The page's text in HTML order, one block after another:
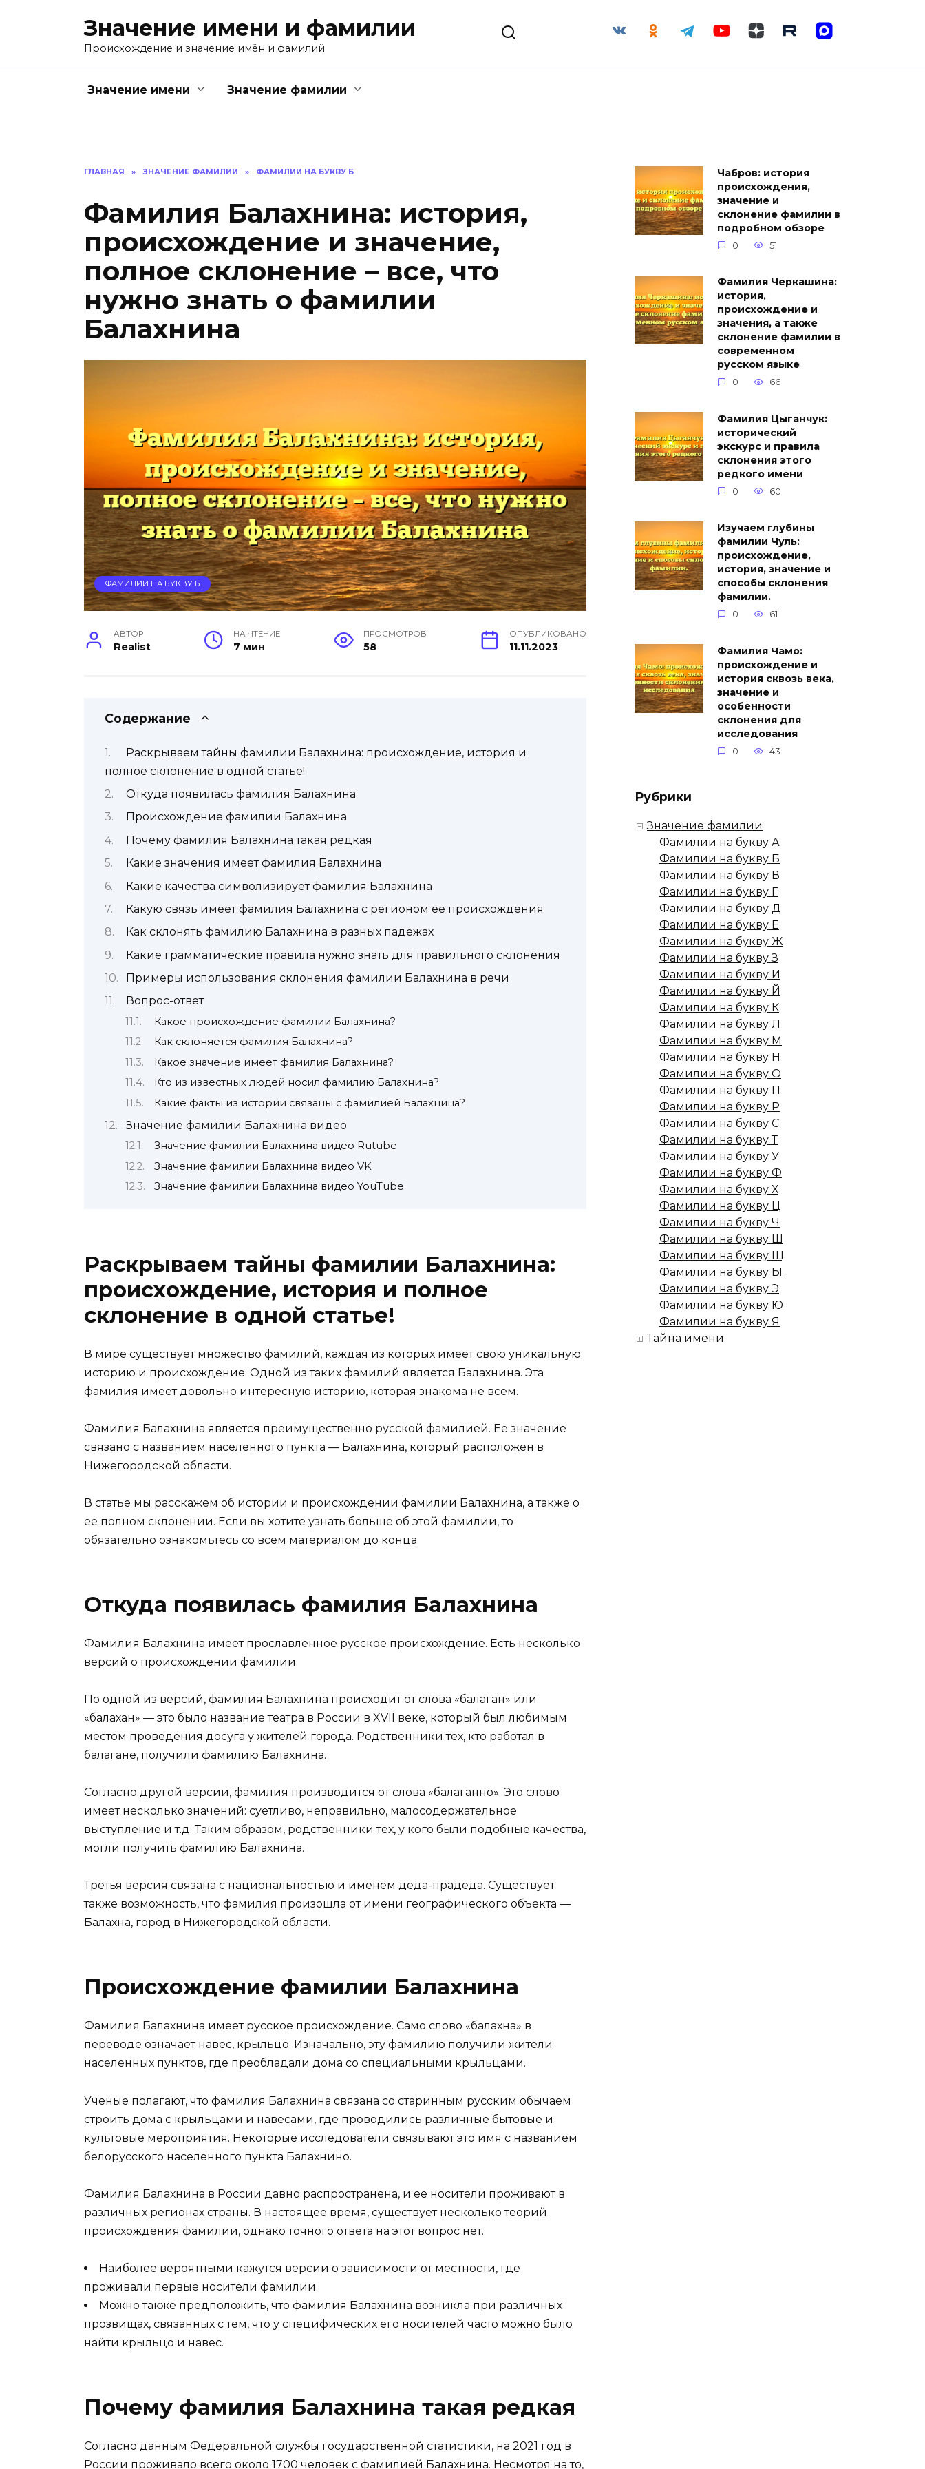
Значение имени и фамилии
Происхождение и значение имён и фамилий
Значение имени Значение фамилии
ГЛАВНАЯ » ЗНАЧЕНИЕ ФАМИЛИИ » ФАМИЛИИ НА БУКВУ Б
Фамилия Балахнина: история,
происхождение и значение,
полное склонение – все, что
нужно знать о фамилии
Балахнина
ФАМИЛИИ НА БУКВУ Б
АВТОР
Realist
НА ЧТЕНИЕ
7 мин
ПРОСМОТРОВ
58
ОПУБЛИКОВАНО
11.11.2023
Содержание
Раскрываем тайны фамилии Балахнина: происхождение, история и
полное склонение в одной статье!
Откуда появилась фамилия Балахнина
Происхождение фамилии Балахнина
Почему фамилия Балахнина такая редкая
Какие значения имеет фамилия Балахнина
Какие качества символизирует фамилия Балахнина
Какую связь имеет фамилия Балахнина с регионом ее происхождения
Как склонять фамилию Балахнина в разных падежах
Какие грамматические правила нужно знать для правильного склонения
Примеры использования склонения фамилии Балахнина в речи
Вопрос-ответ
Какое происхождение фамилии Балахнина?
Как склоняется фамилия Балахнина?
Какое значение имеет фамилия Балахнина?
Кто из известных людей носил фамилию Балахнина?
Какие факты из истории связаны с фамилией Балахнина?
Значение фамилии Балахнина видео
Значение фамилии Балахнина видео Rutube
Значение фамилии Балахнина видео VK
Значение фамилии Балахнина видео YouTube
Раскрываем тайны фамилии Балахнина:
происхождение, история и полное
склонение в одной статье!
В мире существует множество фамилий, каждая из которых имеет свою уникальную
историю и происхождение. Одной из таких фамилий является Балахнина. Эта
фамилия имеет довольно интересную историю, которая знакома не всем.
Фамилия Балахнина является преимущественно русской фамилией. Ее значение
связано с названием населенного пункта — Балахнина, который расположен в
Нижегородской области.
В статье мы расскажем об истории и происхождении фамилии Балахнина, а также о
ее полном склонении. Если вы хотите узнать больше об этой фамилии, то
обязательно ознакомьтесь со всем материалом до конца.
Откуда появилась фамилия Балахнина
Фамилия Балахнина имеет прославленное русское происхождение. Есть несколько
версий о происхождении фамилии.
По одной из версий, фамилия Балахнина происходит от слова «балаган» или
«балахан» — это было название театра в России в XVII веке, который был любимым
местом проведения досуга у жителей города. Родственники тех, кто работал в
балагане, получили фамилию Балахнина.
Согласно другой версии, фамилия производится от слова «балаганно». Это слово
имеет несколько значений: суетливо, неправильно, малосодержательное
выступление и т.д. Таким образом, родственники тех, у кого были подобные качества,
могли получить фамилию Балахнина.
Третья версия связана с национальностью и именем деда-прадеда. Существует
также возможность, что фамилия произошла от имени географического объекта —
Балахна, город в Нижегородской области.
Происхождение фамилии Балахнина
Фамилия Балахнина имеет русское происхождение. Само слово «балахна» в
переводе означает навес, крыльцо. Изначально, эту фамилию получили жители
населенных пунктов, где преобладали дома со специальными крыльцами.
Ученые полагают, что фамилия Балахнина связана со старинным русским обычаем
строить дома с крыльцами и навесами, где проводились различные бытовые и
культовые мероприятия. Некоторые исследователи связывают это имя с названием
белорусского населенного пункта Балахнино.
Фамилия Балахнина в России давно распространена, и ее носители проживают в
различных регионах страны. В настоящее время, существует несколько теорий
происхождения фамилии, однако точного ответа на этот вопрос нет.
Наиболее вероятными кажутся версии о зависимости от местности, где
проживали первые носители фамилии.
Можно также предположить, что фамилия Балахнина возникла при различных
прозвищах, связанных с тем, что у специфических его носителей часто можно было
найти крыльцо и навес.
Почему фамилия Балахнина такая редкая
Согласно данным Федеральной службы государственной статистики, на 2021 год в
России проживало всего около 1700 человек с фамилией Балахнина. Несмотря на то,
Чабров: история
происхождения,
значение и
склонение фамилии в
подробном обзоре
0 51
Фамилия Черкашина:
история,
происхождение и
значения, а также
склонение фамилии в
современном
русском языке
0 66
Фамилия Цыганчук:
исторический
экскурс и правила
склонения этого
редкого имени
0 60
Изучаем глубины
фамилии Чуль:
происхождение,
история, значение и
способы склонения
фамилии.
0 61
Фамилия Чамо:
происхождение и
история сквозь века,
значение и
особенности
склонения для
исследования
0 43
Рубрики
Значение фамилии
Фамилии на букву А
Фамилии на букву Б
Фамилии на букву В
Фамилии на букву Г
Фамилии на букву Д
Фамилии на букву Е
Фамилии на букву Ж
Фамилии на букву З
Фамилии на букву И
Фамилии на букву Й
Фамилии на букву К
Фамилии на букву Л
Фамилии на букву М
Фамилии на букву Н
Фамилии на букву О
Фамилии на букву П
Фамилии на букву Р
Фамилии на букву С
Фамилии на букву Т
Фамилии на букву У
Фамилии на букву Ф
Фамилии на букву Х
Фамилии на букву Ц
Фамилии на букву Ч
Фамилии на букву Ш
Фамилии на букву Щ
Фамилии на букву Ы
Фамилии на букву Э
Фамилии на букву Ю
Фамилии на букву Я
Тайна имени